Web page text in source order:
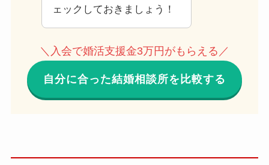
ェックしておきましょう！
＼入会で婚活支援金3万円がもらえる／
自分に合った結婚相談所を比較する